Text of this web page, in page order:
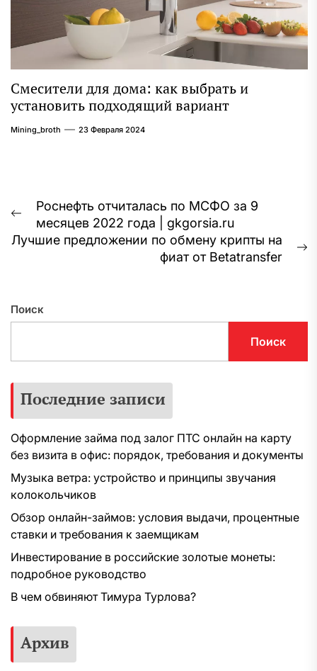
Смесители для дома: как выбрать и
установить подходящий вариант
Mining_broth 23 Февраля 2024
Навигация
по
записям
Предыдущая
запись:
Роснефть отчиталась по МСФО за 9
месяцев 2022 года | gkgorsia.ru
Лучшие предложении по обмену крипты на
фиат от Betatransfer
Поиск
Поиск
Последние записи
Оформление займа под залог ПТС онлайн на карту
без визита в офис: порядок, требования и документы
Музыка ветра: устройство и принципы звучания
колокольчиков
Обзор онлайн-займов: условия выдачи, процентные
ставки и требования к заемщикам
Инвестирование в российские золотые монеты:
подробное руководство
В чем обвиняют Тимура Турлова?
Архив